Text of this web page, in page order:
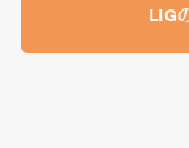
LIG